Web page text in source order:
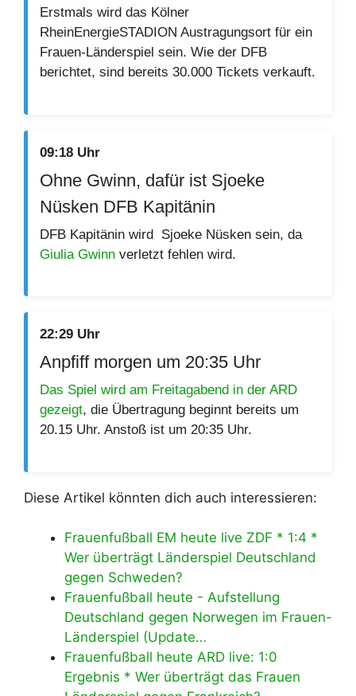
Erstmals wird das Kölner
RheinEnergieSTADION Austragungsort für ein
Frauen-Länderspiel sein. Wie der DFB
berichtet, sind bereits 30.000 Tickets verkauft.
09:18 Uhr
Ohne Gwinn, dafür ist Sjoeke
Nüsken DFB Kapitänin
DFB Kapitänin wird Sjoeke Nüsken sein, da
Giulia Gwinn verletzt fehlen wird.
22:29 Uhr
Anpfiff morgen um 20:35 Uhr
Das Spiel wird am Freitagabend in der ARD
gezeigt, die Übertragung beginnt bereits um
20.15 Uhr. Anstoß ist um 20:35 Uhr.
Diese Artikel könnten dich auch interessieren:
Frauenfußball EM heute live ZDF * 1:4 *
Wer überträgt Länderspiel Deutschland
gegen Schweden?
Frauenfußball heute - Aufstellung
Deutschland gegen Norwegen im Frauen-
Länderspiel (Update…
Frauenfußball heute ARD live: 1:0
Ergebnis * Wer überträgt das Frauen